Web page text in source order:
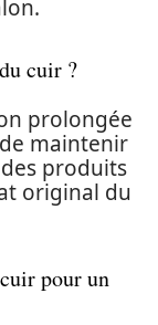
cuir ?
prolongée
maintenir
produits
original du
pour un